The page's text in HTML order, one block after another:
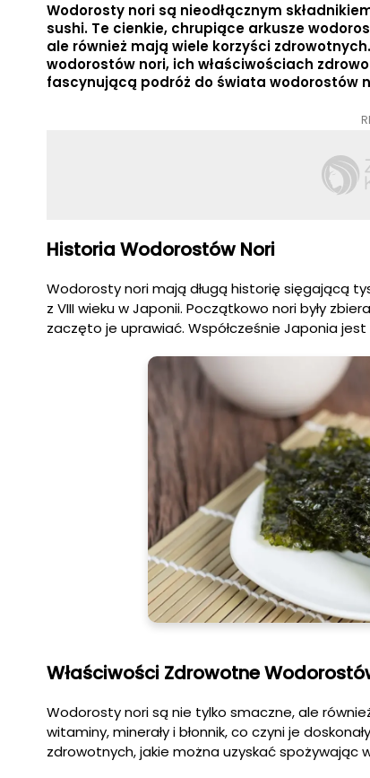
Wodorosty nori są nieodłącznym
sushi. Te cienkie, chrupiące arkusze
ale również mają wiele korzyści
wodorostów nori, ich właściwościach
fascynującą podróż do świata wodorostów
Historia Wodorostów Nori
Wodorosty nori mają długą historię sięgającą
z VIII wieku w Japonii. Początkowo nori były
zaczęto je uprawiać. Współcześnie Japonia
Właściwości Zdrowotne
Wodorosty nori są nie tylko smaczne, ale
witaminy, minerały i błonnik, co czyni je
zdrowotnych, jakie można uzyskać spożywając